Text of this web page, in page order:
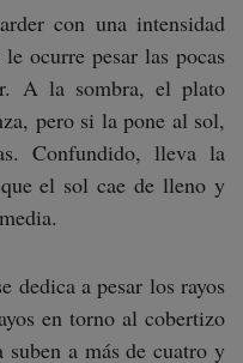
con una intensidad
ocurre pesar las pocas
A la sombra, el plato
pero si la pone al sol,
Confundido, lleva la
el sol cae de lleno y
dedica a pesar los rayos
en torno al cobertizo
suben a más de cuatro y